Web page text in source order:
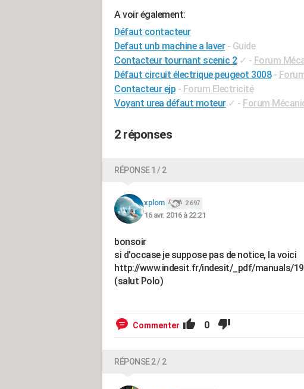
A voir également:
Défaut contacteur
Defaut unb machine a laver - Guide
Contacteur tournant scenic 2 ✓ - Forum
Défaut circuit électrique peugeot 3008 -
Contacteur ejp - Forum Electricité
Voyant urea défaut moteur ✓ - Forum
2 réponses
RÉPONSE 1 / 2
xplom 2 697
16 avr. 2016 à 22:21
bonsoir
si d'occase je suppose pas de notice, la voici
http://www.indesit.fr/indesit/_pdf/manuals/
(salut Polo)
Commenter 0
RÉPONSE 2 / 2